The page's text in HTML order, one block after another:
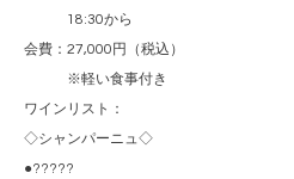
18:30から
会費：27,000円（税込）
※軽い食事付き
ワインリスト：
◇シャンパーニュ◇
●?????